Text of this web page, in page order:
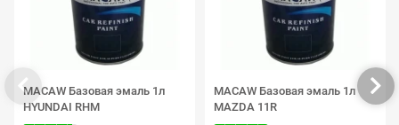
MACAW Базовая эмаль 1л
HYUNDAI RHM
MACAW Базовая эмаль 1л
MAZDA 11R